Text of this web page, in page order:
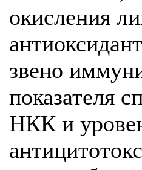
окисления
звено
показателя
НКК и